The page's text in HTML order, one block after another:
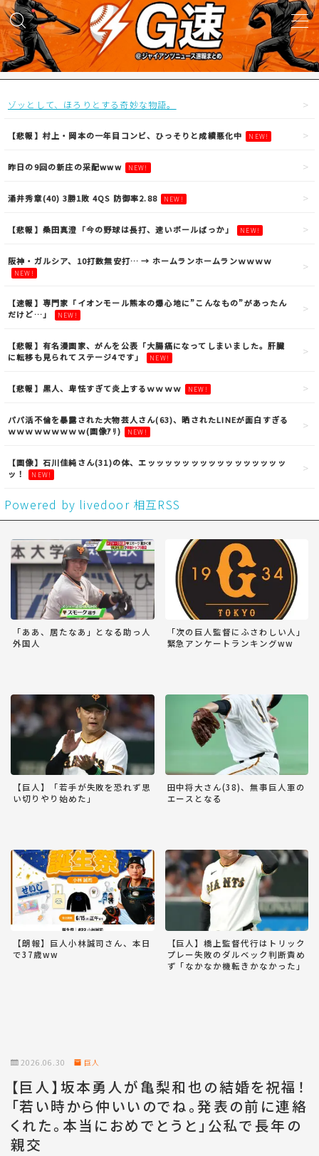
MENU
得点映像
試合結果
ゾッとして、ほろりとする奇妙な物語。
【悲報】村上・岡本の一年目コンビ、ひっそりと成績悪化中 NEW!
昨日の9回の新庄の采配www NEW!
涌井秀章(40) 3勝1敗 4QS 防御率2.88 NEW!
【悲報】桑田真澄「今の野球は長打、速いボールばっか」 NEW!
阪神・ガルシア、10打数無安打… → ホームランホームランｗｗｗｗ
NEW!
【速報】専門家「イオンモール熊本の爆心地に”こんなもの”があったん
だけど…」
NEW!
【悲報】有名漫画家、がんを公表「大腸癌になってしまいました。肝臓
に転移も見られてステージ4です」
NEW!
【悲報】黒人、卑怯すぎて炎上するｗｗｗｗ NEW!
パパ活不倫を暴露された大物芸人さん(63)、晒されたLINEが面白すぎる
ｗｗｗｗｗｗｗｗｗ(画像ｱﾘ)
NEW!
【画像】石川佳純さん(31)の体、エッッッッッッッッッッッッッッッッ
ッ！
NEW!
Powered by livedoor 相互RSS
「ああ、居たなあ」となる助っ人
外国人
「次の巨人監督にふさわしい人」
緊急アンケートランキングww
【巨人】「若手が失敗を恐れず思
い切りやり始めた」
田中将大さん(38)、無事巨人軍の
エースとなる
【朗報】巨人小林誠司さん、本日
で37歳ww
【巨人】橋上監督代行はトリック
プレー失敗のダルベック判断責め
ず「なかなか機転きかなかった」
2026.06.30 巨人
【巨人】坂本勇人が亀梨和也の結婚を祝福！
「若い時から仲いいのでね。発表の前に連絡
くれた。本当におめでとうと」公私で長年の
親交